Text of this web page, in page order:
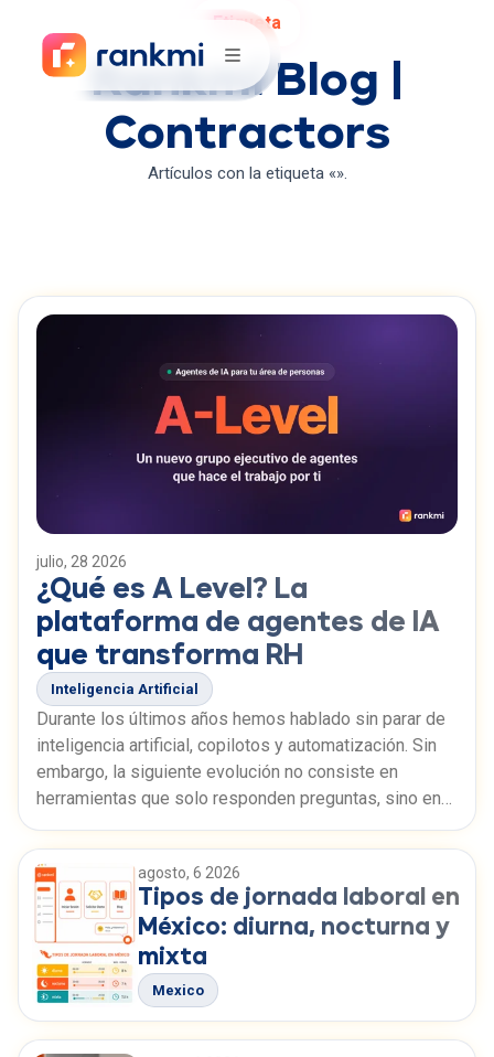
Etiqueta
Rankmi Blog |
Contractors
Artículos con la etiqueta «».
julio, 28 2026
¿Qué es A Level? La
plataforma de agentes de IA
que transforma RH
Inteligencia Artificial
Durante los últimos años hemos hablado sin parar de
inteligencia artificial, copilotos y automatización. Sin
embargo, la siguiente evolución no consiste en
herramientas que solo responden preguntas, sino en
agentes capaces de ejecutar trabajo. A-Level es la
plataforma de microagentes y agentes ejecutivos de
Rankmi, diseñada para automatizar procesos
empresariales, comenzando por Recursos Humanos.
agosto, 6 2026
Tipos de jornada laboral en
México: diurna, nocturna y
mixta
Mexico